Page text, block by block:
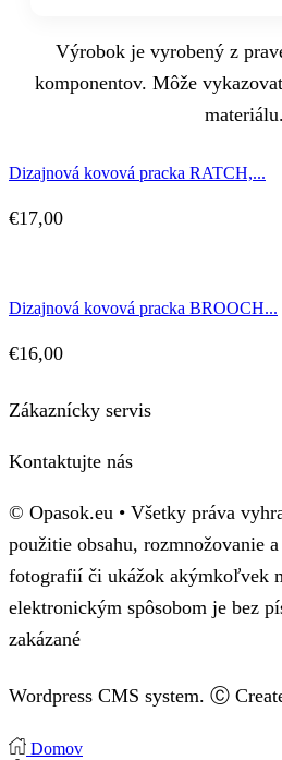
Výrobok je vyrobený z
komponentov. Môže
materiálu.
Dizajnová kovová pracka RATCH,...
€17,00
Dizajnová kovová pracka BROOCH...
€16,00
Zákaznícky servis
Kontaktujte nás
© Opasok.eu • Všetky práva
použitie obsahu, rozmnožovanie
fotografií či ukážok akýmkoľvek
elektronickým spôsobom je bez
zakázané
Wordpress CMS system. Ⓒ
Domov